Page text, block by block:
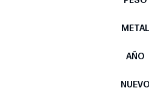
METAL
AÑO
NUEVO